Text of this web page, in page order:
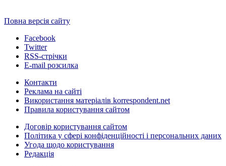
Повна версія сайту
Facebook
Twitter
RSS-стрічки
E-mail розсилка
Контакти
Реклама на сайті
Використання матеріалів korrespondent.net
Правила користування сайтом
Договір користування сайтом
Політика у сфері конфіденційності і персональних даних
Угода щодо користування
Редакція